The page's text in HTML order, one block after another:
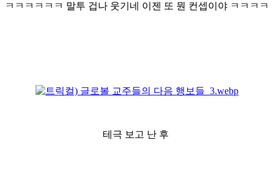
ㅋㅋㅋㅋㅋㅋ 말투 겁나 웃기네 이젠 또 뭔 컨셉이야 ㅋㅋㅋㅋ
테극 보고 난 후